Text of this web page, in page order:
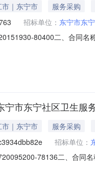
｜东宁市
服务采购
招标单位： 东宁市东
80400二、合同
司牡丹江中心支公司地址
宁市东宁社区卫生
｜东宁市
服务采购
招标单位：
78136二、合同